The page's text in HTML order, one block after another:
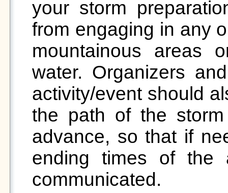
your storm
from engaging in any
mountainous areas
water. Organizers
activity/event should
the path of the
advance, so that if
ending times of the
communicated.